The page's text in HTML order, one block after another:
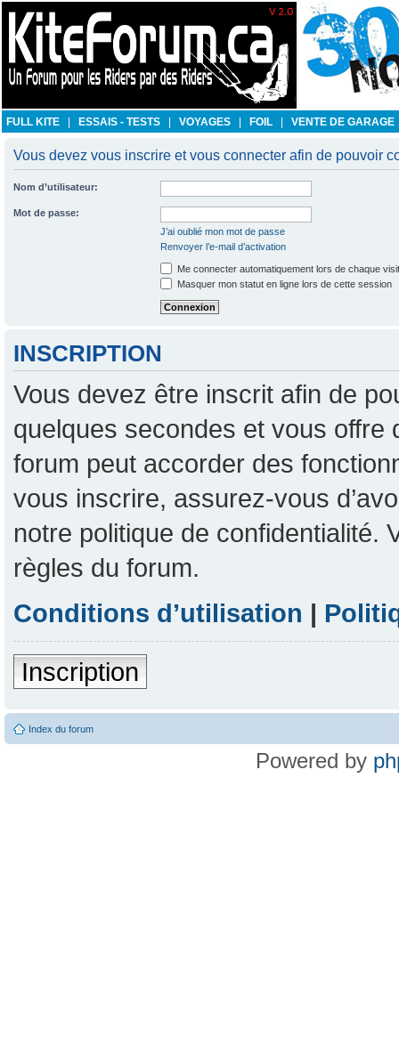
FULL KITE ESSAIS - TESTS VOYAGES FOIL VENTE DE GARAGE
Vous devez vous inscrire et vous connecter afin de pouvoir
Nom d’utilisateur:
Mot de passe:
J’ai oublié mon mot de passe
Renvoyer l’e-mail d’activation
Me connecter automatiquement lors de chaque
Masquer mon statut en ligne lors de cette session
INSCRIPTION
Vous devez être inscrit afin de
quelques secondes et vous offre
forum peut accorder des
vous inscrire, assurez-vous
notre politique de confidentialité.
règles du forum.
Conditions d’utilisation |
Inscription
Index du forum
Powered by